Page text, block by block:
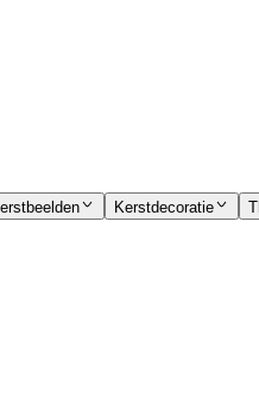
Kerstdecoratie